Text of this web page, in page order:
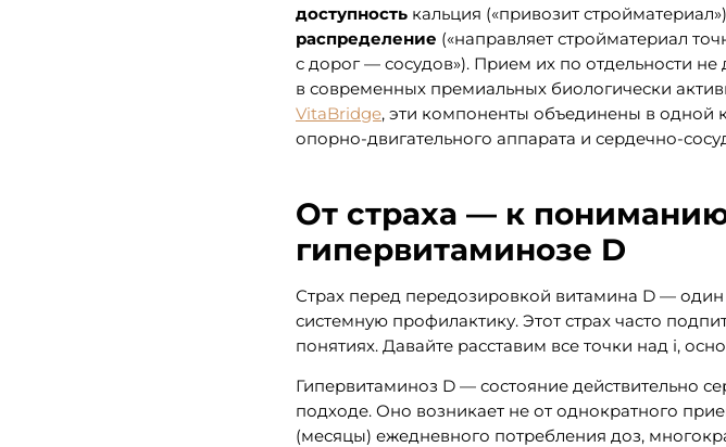
доступность кальция («привозит
распределение («направляет стройматериал
с дорог — сосудов»). Прием их по отдельности
в современных премиальных биологически
VitaBridge, эти компоненты объединены в одной
опорно-двигательного аппарата и сердечно-
От страха — к
гипервитаминозе D
Страх перед передозировкой витамина D —
системную профилактику. Этот страх часто
понятиях. Давайте расставим все точки над i,
Гипервитаминоз D — состояние действительно
подходе. Оно возникает не от однократного
(месяцы) ежедневного потребления доз,